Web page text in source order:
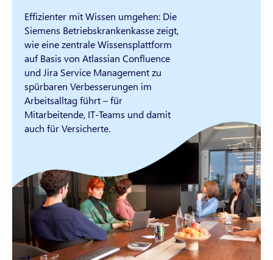
Effizienter mit Wissen umgehen: Die
Siemens Betriebskrankenkasse zeigt,
wie eine zentrale Wissensplattform
auf Basis von Atlassian Confluence
und Jira Service Management zu
spürbaren Verbesserungen im
Arbeitsalltag führt – für
Mitarbeitende, IT-Teams und damit
auch für Versicherte.